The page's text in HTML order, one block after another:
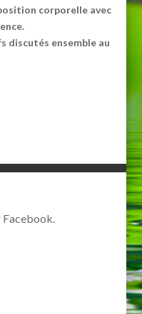
corporelle avec
discutés ensemble au